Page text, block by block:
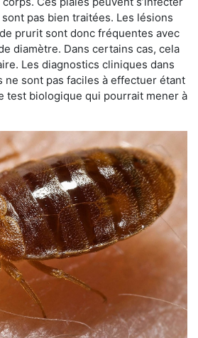
pas bien traitées. Les lésions
prurit sont donc fréquentes avec
diamètre. Dans certains cas, cela
Les diagnostics cliniques dans
ne sont pas faciles à effectuer étant
test biologique qui pourrait mener à